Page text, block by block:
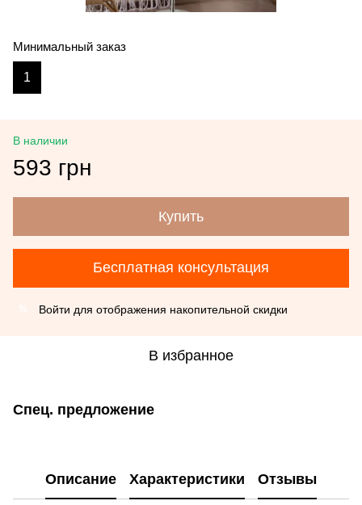
Минимальный заказ
1
В наличии
593 грн
Купить
Бесплатная консультация
Войти для отображения накопительной скидки
В избранное
Спец. предложение
Описание Характеристики Отзывы